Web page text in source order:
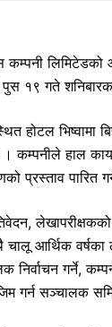
कम्पनी
गते शनिबारका
होटल
। कम्पनीले हाल
प्रस्ताव पारित
आर्थिक वर्षका
गर्ने,
गर्न सञ्चालक